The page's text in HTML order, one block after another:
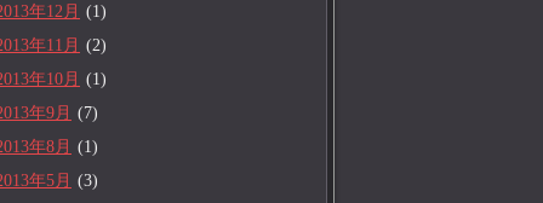
年12月 (1)
年11月 (2)
年10月 (1)
年9月 (7)
年8月 (1)
年5月 (3)